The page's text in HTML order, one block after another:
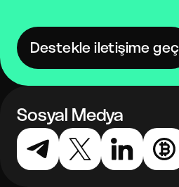
Destekle iletişime geç
Sosyal Medya